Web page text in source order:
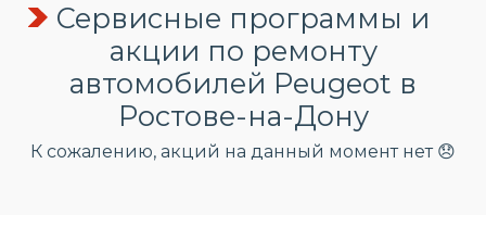
Сервисные программы и
акции по ремонту
автомобилей Peugeot в
Ростове-на-Дону
К сожалению, акций на данный момент нет 😞